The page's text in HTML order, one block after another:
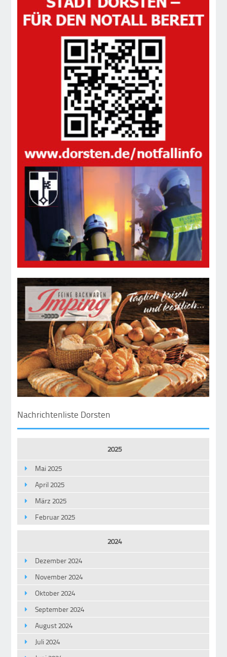
Nachrichtenliste Dorsten
2025
Mai 2025
April 2025
März 2025
Februar 2025
2024
Dezember 2024
November 2024
Oktober 2024
September 2024
August 2024
Juli 2024